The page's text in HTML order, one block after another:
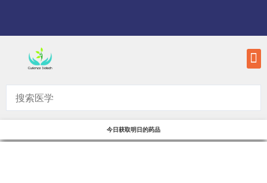
content
今日获取明日的药品